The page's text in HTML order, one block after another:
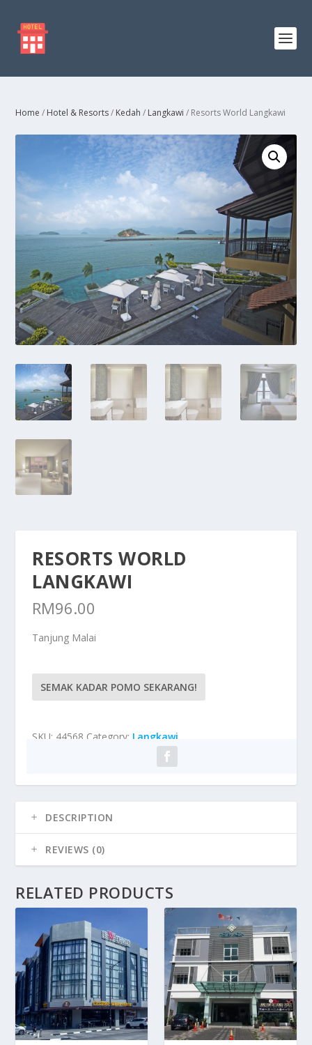
Home / Hotel & Resorts/ Kedah / Langkawi / Resorts World Langkawi
RESORTS WORLD
LANGKAWI
RM96.00
Tanjung Malai
SEMAK KADAR POMO SEKARANG!
SKU: 44568 Category: Langkawi
DESCRIPTION
REVIEWS (0)
RELATED PRODUCTS